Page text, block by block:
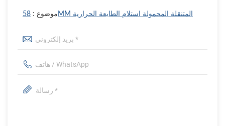
موضوع : 58MM المتنقلة المحمولة استلام الطابعة الحرارية